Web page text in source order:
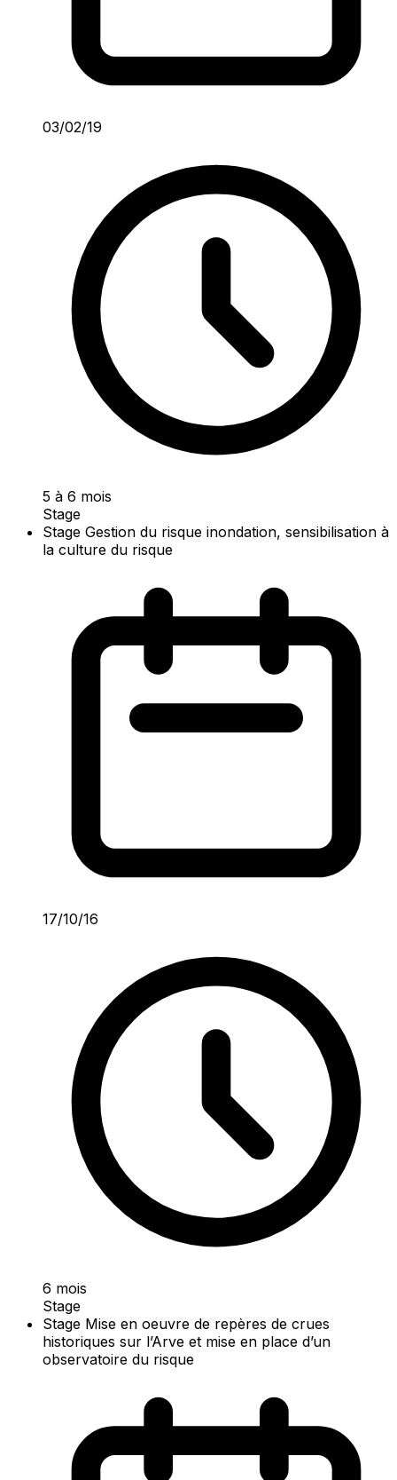
03/02/19
5 à 6 mois
Stage
Stage Gestion du risque inondation, sensibilisation à
la culture du risque
17/10/16
6 mois
Stage
Stage Mise en oeuvre de repères de crues
historiques sur l’Arve et mise en place d’un
observatoire du risque